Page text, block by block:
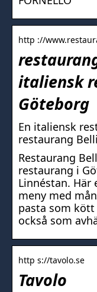
http ://
italiensk
Göteborg
En italiensk
restaurang
Restaurang
restaurang i
Linnéstan. Här
meny med
pasta som
också som
http s://tavolo.se
Tavolo